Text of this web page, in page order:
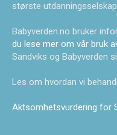
største
Babyverden.no bruker
du lese mer om vår bruk
Sandviks og Babyverden
Les om hvordan vi
Aktsomhetsvurdering for